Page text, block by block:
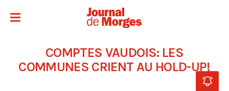
COMPTES VAUDOIS: LES
COMMUNES CRIENT AU HOLD-UP!